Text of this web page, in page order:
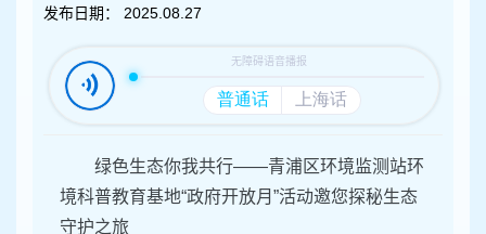
发布日期： 2025.08.27
绿色生态你我共行——青浦区环境监测站环
境科普教育基地“政府开放月”活动邀您探秘生态
守护之旅